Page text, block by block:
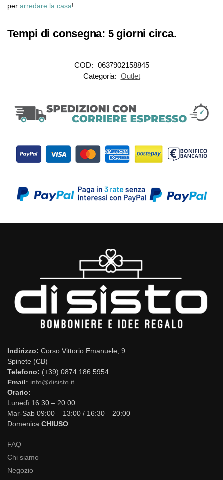
per arredare la casa!
Tempi di consegna: 5 giorni circa.
COD: 0637902158845
Categoria: Outlet
Indirizzo: Corso Vittorio Emanuele, 9
Spinete (CB)
Telefono: (+39) 0874 186 5954
Email: info@disisto.it
Orario:
Lunedì 16:30 – 20:00
Mar-Sab 09:00 – 13:00 / 16:30 – 20:00
Domenica CHIUSO
FAQ
Chi siamo
Negozio